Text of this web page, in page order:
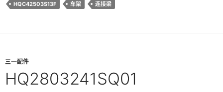
HQC42503S13F 车架 连接梁
三一配件
HQ2803241SQ01